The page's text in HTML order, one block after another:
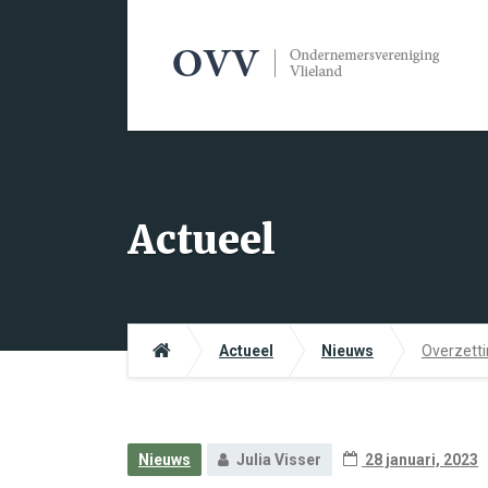
Actueel
Actueel Nieuws
Nieuws Julia Visser 28 januari, 2023